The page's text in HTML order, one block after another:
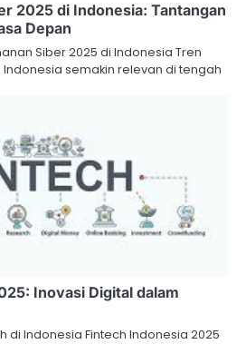
2025 di Indonesia: Tantangan
Depan
Siber 2025 di Indonesia Tren
semakin relevan di tengah
Inovasi Digital dalam
di Indonesia Fintech Indonesia 2025